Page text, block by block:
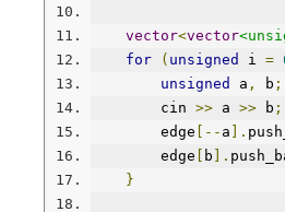
vector<vector
for
( unsigned i =
unsigned
a , b ;
        cin
>> a >> b ;
        edge
[-- a ].
        edge
b ].
}